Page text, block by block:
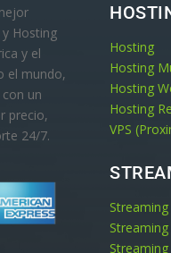
Hosting
y el
el mundo,
un
precio,
24/7.
Hosting
Hosting
Hosting
Hosting
VPS
Streaming